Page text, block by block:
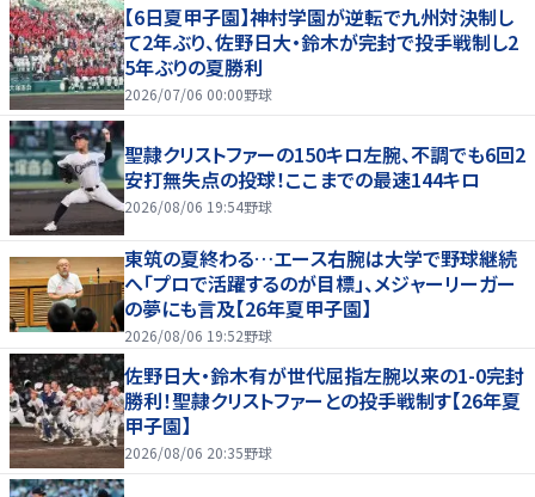
【6日夏甲子園】神村学園が逆転で九州対決制し
て2年ぶり、佐野日大・鈴木が完封で投手戦制し2
5年ぶりの夏勝利
2026/07/06 00:00野球
聖隷クリストファーの150キロ左腕、不調でも6回2
安打無失点の投球！ここまでの最速144キロ
2026/08/06 19:54野球
東筑の夏終わる…エース右腕は大学で野球継続
へ「プロで活躍するのが目標」、メジャーリーガー
の夢にも言及【26年夏甲子園】
2026/08/06 19:52野球
佐野日大・鈴木有が世代屈指左腕以来の1-0完封
勝利！聖隷クリストファーとの投手戦制す【26年夏
甲子園】
2026/08/06 20:35野球